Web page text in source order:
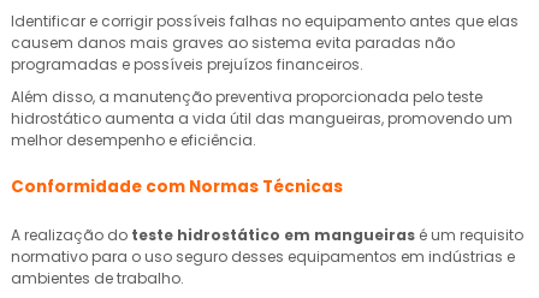
Identificar e corrigir possíveis falhas no equipamento antes que elas
causem danos mais graves ao sistema evita paradas não
programadas e possíveis prejuízos financeiros.
Além disso, a manutenção preventiva proporcionada pelo teste
hidrostático aumenta a vida útil das mangueiras, promovendo um
melhor desempenho e eficiência.
Conformidade com Normas Técnicas
A realização do teste hidrostático em mangueiras é um requisito
normativo para o uso seguro desses equipamentos em indústrias e
ambientes de trabalho.